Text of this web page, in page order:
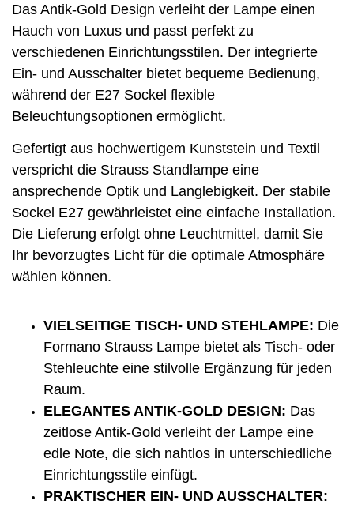
Das Antik-Gold Design verleiht der Lampe einen
Hauch von Luxus und passt perfekt zu
verschiedenen Einrichtungsstilen. Der integrierte
Ein- und Ausschalter bietet bequeme Bedienung,
während der E27 Sockel flexible
Beleuchtungsoptionen ermöglicht.
Gefertigt aus hochwertigem Kunststein und Textil
verspricht die Strauss Standlampe eine
ansprechende Optik und Langlebigkeit. Der stabile
Sockel E27 gewährleistet eine einfache Installation.
Die Lieferung erfolgt ohne Leuchtmittel, damit Sie
Ihr bevorzugtes Licht für die optimale Atmosphäre
wählen können.
VIELSEITIGE TISCH- UND STEHLAMPE: Die
Formano Strauss Lampe bietet als Tisch- oder
Stehleuchte eine stilvolle Ergänzung für jeden
Raum.
ELEGANTES ANTIK-GOLD DESIGN: Das
zeitlose Antik-Gold verleiht der Lampe eine
edle Note, die sich nahtlos in unterschiedliche
Einrichtungsstile einfügt.
PRAKTISCHER EIN- UND AUSSCHALTER: